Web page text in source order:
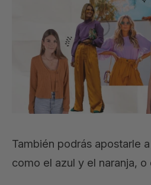
También podrás apostarle
como el azul y el naranja,